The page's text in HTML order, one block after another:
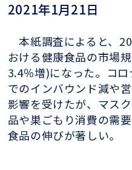
2021年1月21日
本紙調査によると、
おける健康食品の市場
3.4％増)になった。コ
でのインバウンド減や
影響を受けたが、マス
品や巣ごもり消費の需
食品の伸びが著しい。